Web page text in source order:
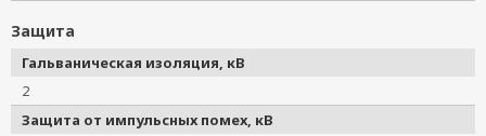
Защита
Гальваническая изоляция, кВ
2
Защита от импульсных помех, кВ